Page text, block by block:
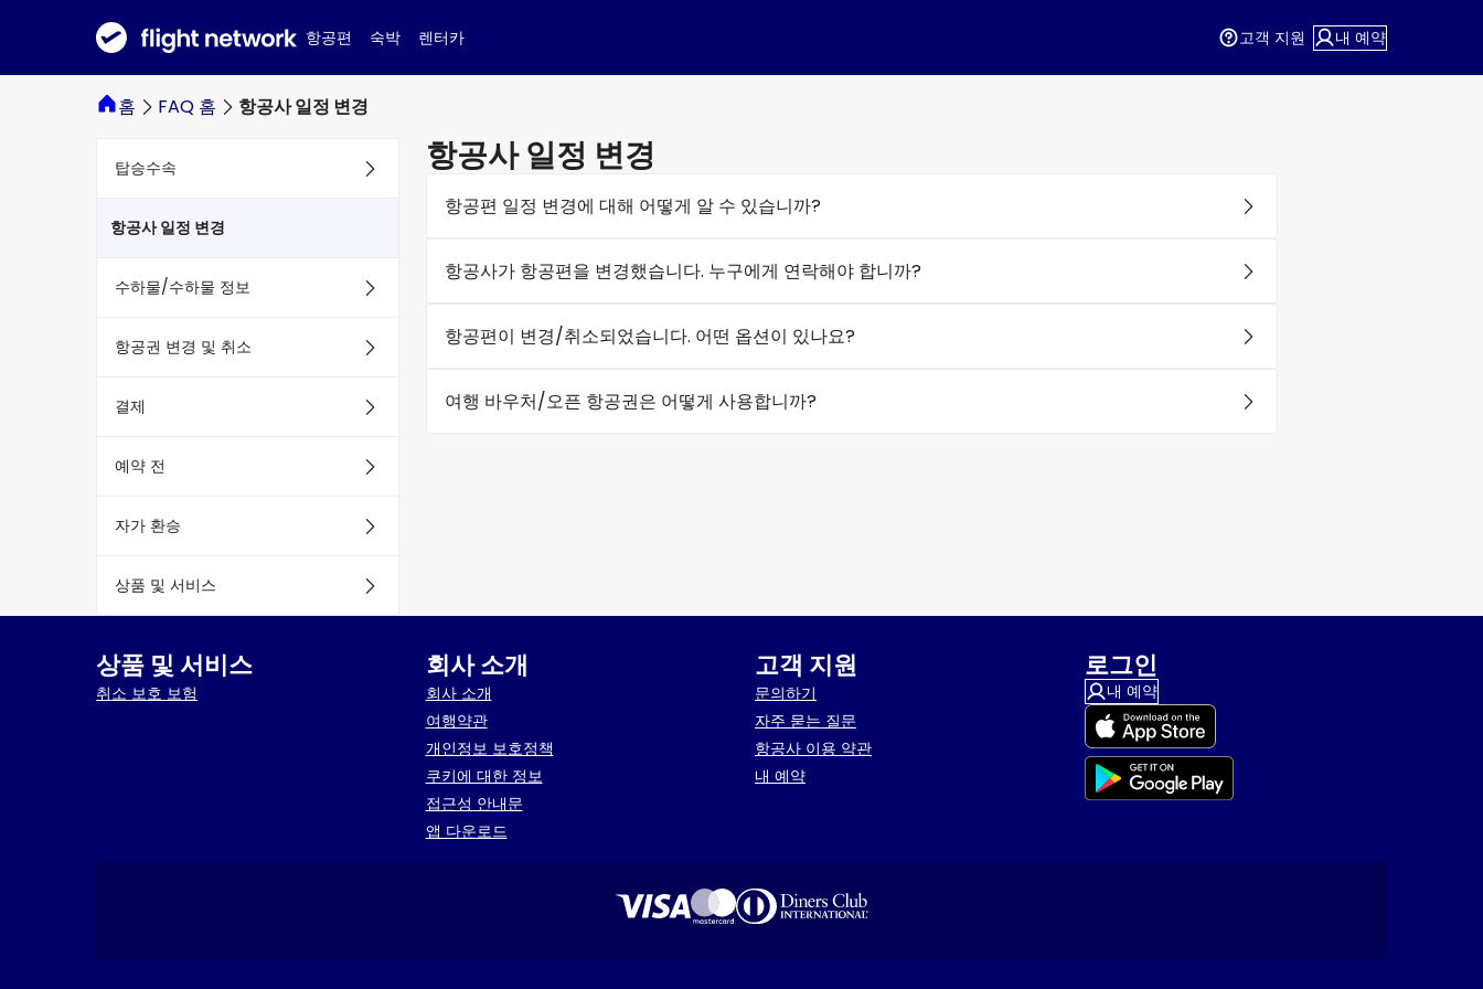
항공편 숙박 렌터카 고객 지원 내 예약
홈 FAQ 홈 항공사 일정 변경
탑승수속
항공사 일정 변경
수하물/수하물 정보
항공권 변경 및 취소
결제
예약 전
자가 환승
상품 및 서비스
항공사 일정 변경
항공편 일정 변경에 대해 어떻게 알 수 있습니까?
항공사가 항공편을 변경했습니다. 누구에게 연락해야 합니까?
항공편이 변경/취소되었습니다. 어떤 옵션이 있나요?
여행 바우처/오픈 항공권은 어떻게 사용합니까?
상품 및 서비스
취소 보호 보험
회사 소개
회사 소개
여행약관
개인정보 보호정책
쿠키에 대한 정보
접근성 안내문
앱 다운로드
고객 지원
문의하기
자주 묻는 질문
항공사 이용 약관
내 예약
로그인
내 예약